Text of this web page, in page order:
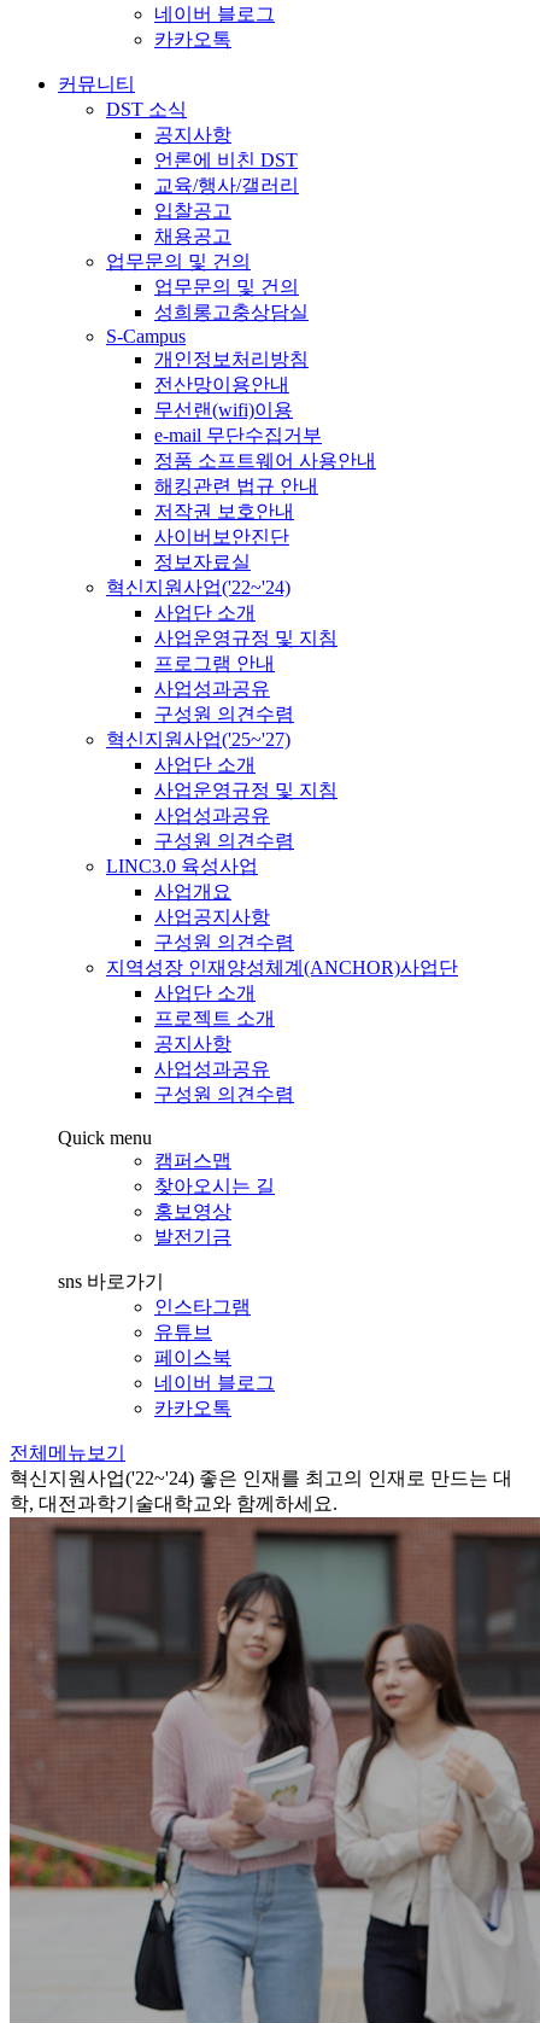
네이버 블로그
카카오톡
커뮤니티
DST 소식
공지사항
언론에 비친 DST
교육/행사/갤러리
입찰공고
채용공고
업무문의 및 건의
업무문의 및 건의
성희롱고충상담실
S-Campus
개인정보처리방침
전산망이용안내
무선랜(wifi)이용
e-mail 무단수집거부
정품 소프트웨어 사용안내
해킹관련 법규 안내
저작권 보호안내
사이버보안진단
정보자료실
혁신지원사업('22~'24)
사업단 소개
사업운영규정 및 지침
프로그램 안내
사업성과공유
구성원 의견수렴
혁신지원사업('25~'27)
사업단 소개
사업운영규정 및 지침
사업성과공유
구성원 의견수렴
LINC3.0 육성사업
사업개요
사업공지사항
구성원 의견수렴
지역성장 인재양성체계(ANCHOR)사업단
사업단 소개
프로젝트 소개
공지사항
사업성과공유
구성원 의견수렴
Quick menu
캠퍼스맵
찾아오시는 길
홍보영상
발전기금
sns 바로가기
인스타그램
유튜브
페이스북
네이버 블로그
카카오톡
전체메뉴보기
혁신지원사업('22~'24) 좋은 인재를 최고의 인재로 만드는 대
학, 대전과학기술대학교와 함께하세요.